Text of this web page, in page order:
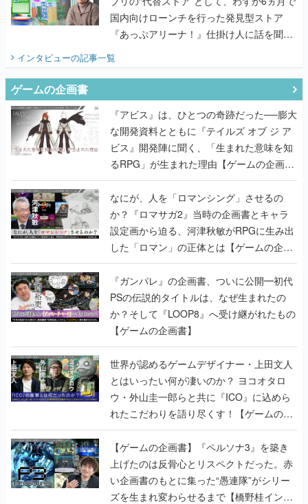
国内向けローンチを行った発見型ストア
『あっぷアリーナ！』仕掛け人に話を聞い
インタビューの記事一覧
ゲームの企画書
『アビス』は、ひとつの奇跡だった──膨大
な開発資料とともに『テイルズ オブ ジ ア
ビス』開発陣に聞く、「生まれた意味を知
るRPG」が生まれた理由【ゲームの企画
書】
なにが、人を「ロマンシング」させるの
か？『ロマサガ2』当時の企画書とキャラ
設定画から迫る、河津秋敏がRPGに生み出
した「ロマン」の正体とは【ゲームの企画
書】
『ガンパレ』の企画書、ついに公開━初代
PSの伝説的タイトルは、なぜ生まれたの
か？そして『LOOP8』へ受け継がれたもの
【ゲームの企画書】
世界が認めるゲームデザイナー・上田文人
とはいったい何が凄いのか？ ヨコオタロ
ウ・外山圭一郎らと共に『ICO』に込めら
れたこだわりを語り尽くす！【ゲームの企
画書】
【ゲームの企画書】『ペルソナ3』を築き
上げたのは反骨心とリスペクトだった。赤
い企画書のもとに集った“愚連隊”がシリー
ズを生まれ変わらせるまで【橋野桂インタ